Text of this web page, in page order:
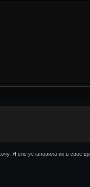
Я еле установила их в своё